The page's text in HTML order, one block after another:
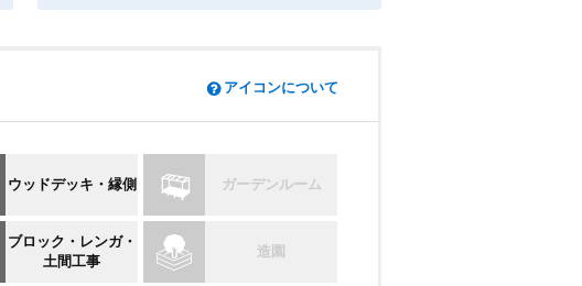
アイコンについて
ウッドデッキ・縁側 ガーデンルーム
ブロック・レンガ・
土間工事
造園